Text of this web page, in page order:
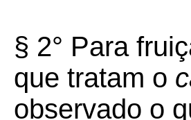
§ 2° Para
que tratam o
observado o